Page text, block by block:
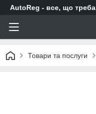
AutoReg - все, що треба
Товари та послуги